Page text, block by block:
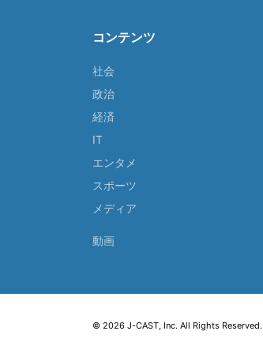
コンテンツ
社会
政治
経済
IT
エンタメ
スポーツ
メディア
動画
© 2026 J-CAST, Inc. All Rights Reserved.